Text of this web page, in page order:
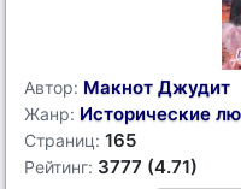
Автор: Макнот Джудит
Жанр: Исторические
Страниц: 165
Рейтинг: 3777 (4.71)